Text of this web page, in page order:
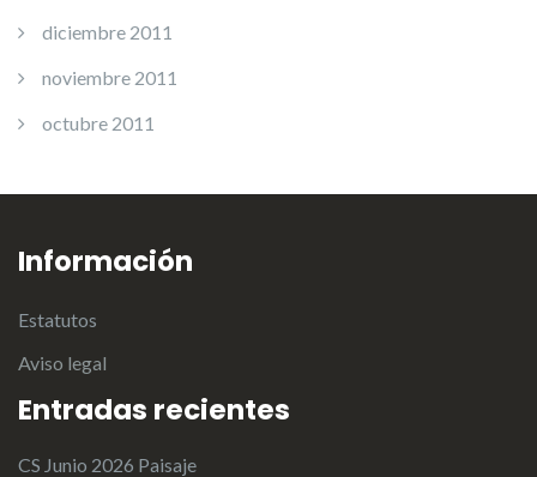
diciembre 2011
noviembre 2011
octubre 2011
Información
Estatutos
Aviso legal
Entradas recientes
CS Junio 2026 Paisaje